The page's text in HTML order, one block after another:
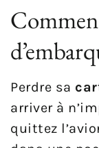
Perdre sa
arriver à
quittez